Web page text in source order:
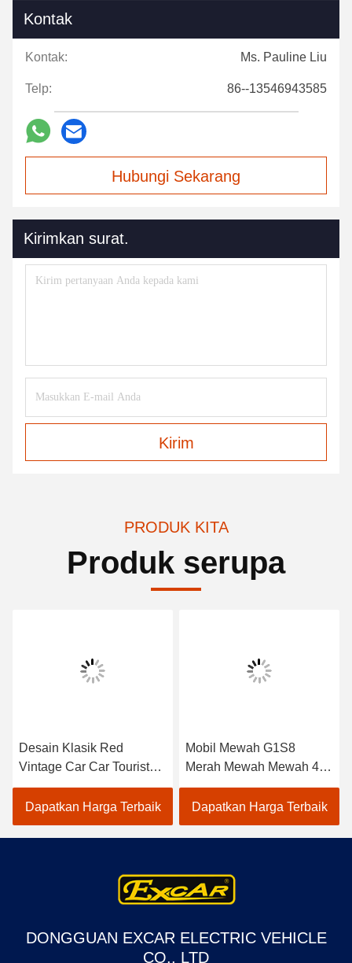
Kontak
Kontak: Ms. Pauline Liu
Telp: 86--13546943585
Hubungi Sekarang
Kirimkan surat.
Kirim
PRODUK KITA
Produk serupa
Desain Klasik Red
Vintage Car Car Tourist
Car Dengan CE Disetujui
Dapatkan Harga Terbaik
Mobil Mewah G1S8
Merah Mewah Mewah 4
Baris Untuk 8 Penumpang
Dapatkan Harga Terbaik
DONGGUAN EXCAR ELECTRIC VEHICLE
CO., LTD